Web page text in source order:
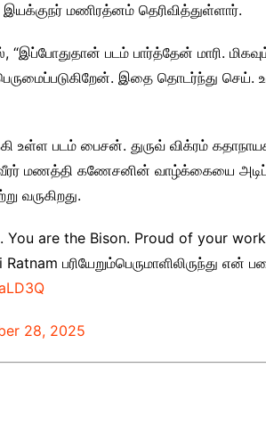
இயக்குநர் மணிரத்னம் தெரிவித்துள்ளார்.
படம் பார்த்தேன் மாரி. மிகவும்
இதை தொடர்ந்து செய்.
உள்ள படம் பைசன். துருவ் விக்ரம்
வீரர் மணத்தி கணேசனின் வாழ்க்கையை
வருகிறது.
are the Bison. Proud of your
பரியேறும்பெருமாளிலிருந்து என்
28, 2025